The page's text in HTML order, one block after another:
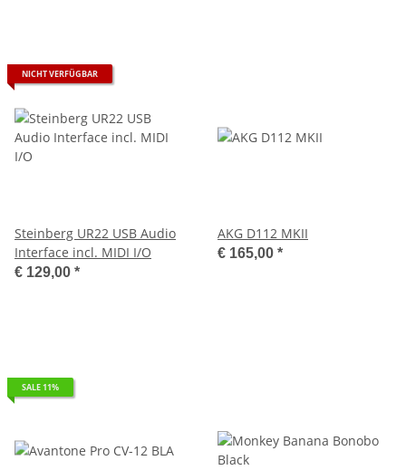
NICHT VERFÜGBAR
Steinberg UR22 USB Audio
Interface incl. MIDI I/O
€ 129,00 *
AKG D112 MKII
€ 165,00 *
SALE 11%